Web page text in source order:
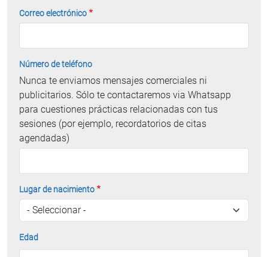
Correo electrónico
Número de teléfono
Nunca te enviamos mensajes comerciales ni
publicitarios. Sólo te contactaremos via Whatsapp
para cuestiones prácticas relacionadas con tus
sesiones (por ejemplo, recordatorios de citas
agendadas)
Lugar de nacimiento
Edad